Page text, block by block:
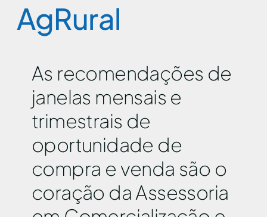
AgRural
As recomendações de
janelas mensais e
trimestrais de
oportunidade de
compra e venda são o
coração da Assessoria